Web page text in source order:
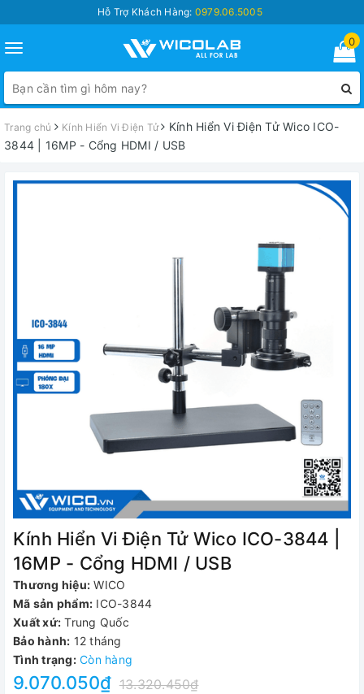
Hỗ Trợ Khách Hàng: 0979.06.5005
Toggle
navigation
0
Trang chủ Kính Hiển Vi Điện Tử
Kính Hiển Vi Điện Tử Wico ICO-
3844 | 16MP - Cổng HDMI / USB
Kính Hiển Vi Điện Tử Wico ICO-3844 |
16MP - Cổng HDMI / USB
Thương hiệu: WICO
Mã sản phẩm: ICO-3844
Xuất xứ: Trung Quốc
Bảo hành: 12 tháng
Tình trạng: Còn hàng
9.070.050₫ 13.320.450₫